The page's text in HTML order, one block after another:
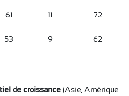
61 11 72
53 9 62
de croissance(Asie, Amérique